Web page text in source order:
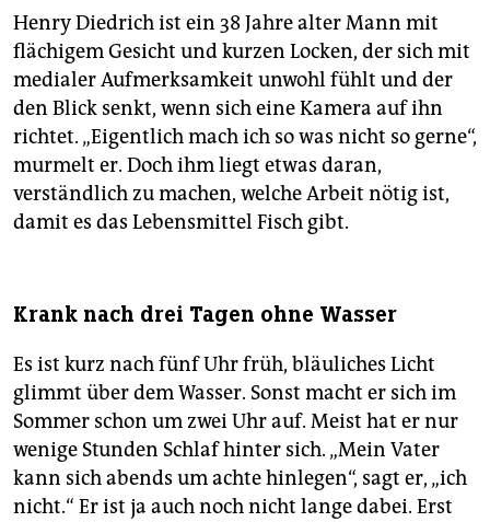
Henry Diedrich ist ein 38 Jahre alter Mann mit
flächigem Gesicht und kurzen Locken, der sich mit
medialer Aufmerksamkeit unwohl fühlt und der
den Blick senkt, wenn sich eine Kamera auf ihn
richtet. „Eigentlich mach ich so was nicht so gerne“,
murmelt er. Doch ihm liegt etwas daran,
verständlich zu machen, welche Arbeit nötig ist,
damit es das Lebensmittel Fisch gibt.
Krank nach drei Tagen ohne Wasser
Es ist kurz nach fünf Uhr früh, bläuliches Licht
glimmt über dem Wasser. Sonst macht er sich im
Sommer schon um zwei Uhr auf. Meist hat er nur
wenige Stunden Schlaf hinter sich. „Mein Vater
kann sich abends um achte hinlegen“, sagt er, „ich
nicht.“ Er ist ja auch noch nicht lange dabei. Erst